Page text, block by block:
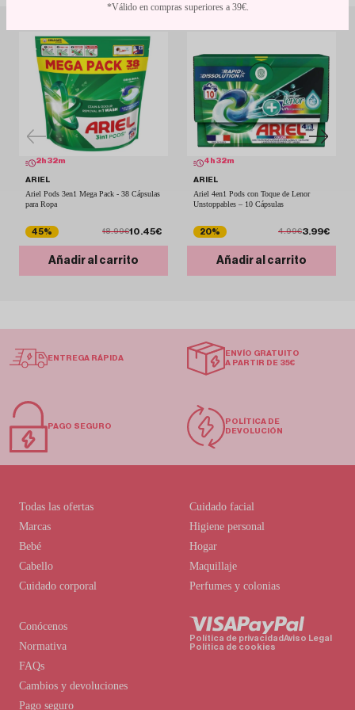
2 h 32m
ARIEL
Ariel Pods 3en1 Mega Pack - 38 Cápsulas
para Ropa
45% 18.99€10.45€
Añadir al carrito
4 h 32m
ARIEL
Ariel 4en1 Pods con Toque de Lenor
Unstoppables – 10 Cápsulas
20% 4.99€3.99€
Añadir al carrito
ENTREGA RÁPIDA
ENVÍO GRATUITO
A PARTIR DE 35€
PAGO SEGURO
POLÍTICA DE
DEVOLUCIÓN
Conócenos
Normativa
FAQs
Cambios y devoluciones
Pago seguro
Todas las ofertas
Marcas
Bebé
Cabello
Cuidado corporal
Cuidado facial
Higiene personal
Hogar
Maquillaje
Perfumes y colonias
Política de privacidadAviso Legal
Política de cookies
*Válido en compras superiores a 39€.